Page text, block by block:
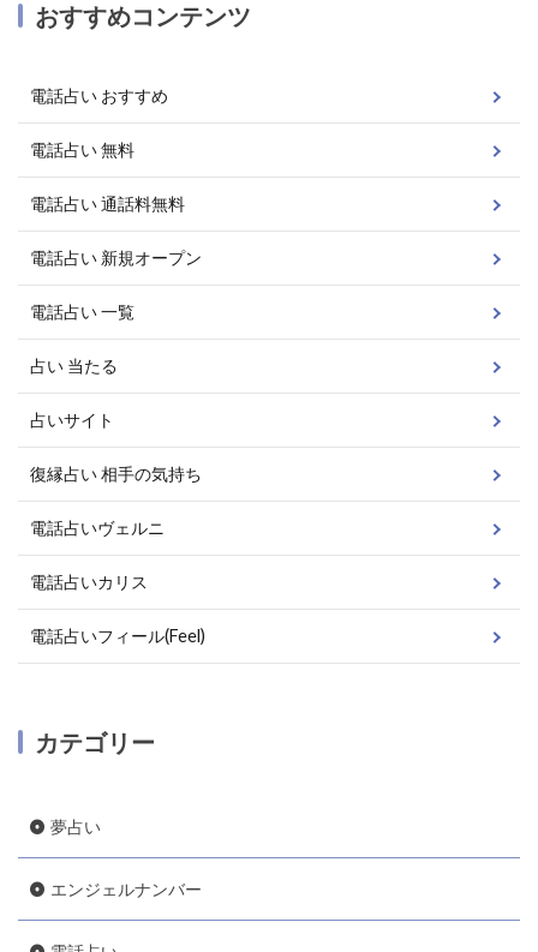
おすすめコンテンツ
電話占い おすすめ
電話占い 無料
電話占い 通話料無料
電話占い 新規オープン
電話占い 一覧
占い 当たる
占いサイト
復縁占い 相手の気持ち
電話占いヴェルニ
電話占いカリス
電話占いフィール(Feel)
カテゴリー
夢占い
エンジェルナンバー